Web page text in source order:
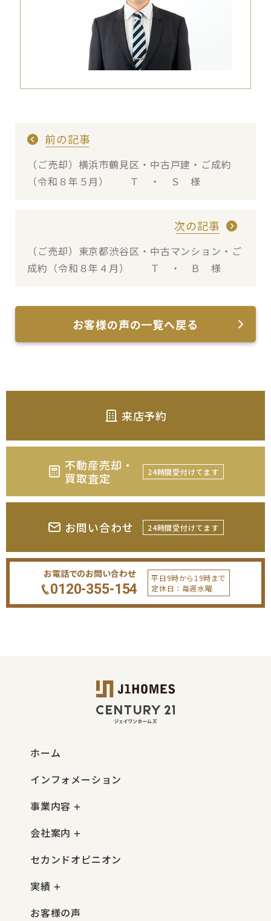
前の記事
（ご売却）横浜市鶴見区・中古戸建・ご成約
（令和８年５月） Ｔ ・ Ｓ 様
次の記事
（ご売却）東京都渋谷区・中古マンション・ご
成約（令和８年４月） Ｔ ・ Ｂ 様
お客様の声の一覧へ戻る
来店予約
不動産売却・
買取査定
24時間受付けてます
お問い合わせ 24時間受付けてます
お電話でのお問い合わせ
0120-355-154
平日9時から19時まで
定休日：毎週水曜
ホーム
インフォメーション
事業内容
会社案内
セカンドオピニオン
実績
お客様の声